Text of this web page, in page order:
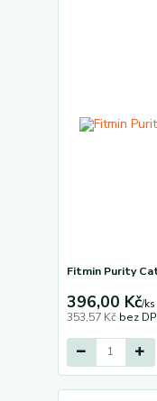
Fitmin Purity
396,00 Kč/ks
353,57 Kč bez